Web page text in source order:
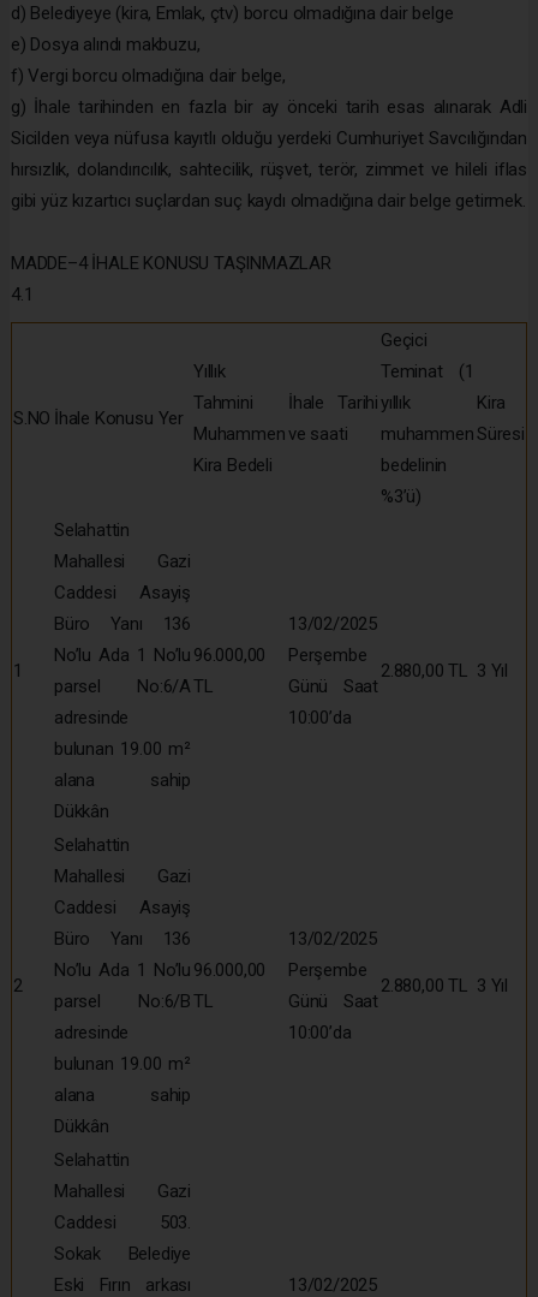
d) Belediyeye (kira, Emlak, çtv) borcu olmadığına dair belge
e) Dosya alındı makbuzu,
f) Vergi borcu olmadığına dair belge,
g) İhale tarihinden en fazla bir ay önceki tarih esas alınarak Adli
Sicilden veya nüfusa kayıtlı olduğu yerdeki Cumhuriyet Savcılığından
hırsızlık, dolandırıcılık, sahtecilik, rüşvet, terör, zimmet ve hileli iflas
gibi yüz kızartıcı suçlardan suç kaydı olmadığına dair belge getirmek.
MADDE–4 İHALE KONUSU TAŞINMAZLAR
4.1
S.NO İhale Konusu Yer
Yıllık
Tahmini
Muhammen
Kira Bedeli
İhale Tarihi
ve saati
Geçici
Teminat (1
yıllık
muhammen
bedelinin
%3’ü)
Kira
Süresi
1
Selahattin
Mahallesi Gazi
Caddesi Asayiş
Büro Yanı 136
No’lu Ada 1 No’lu
parsel No:6/A
adresinde
bulunan 19.00 m²
alana sahip
Dükkân
96.000,00
TL
13/02/2025
Perşembe
Günü Saat
10:00’da
2.880,00 TL 3 Yıl
2
Selahattin
Mahallesi Gazi
Caddesi Asayiş
Büro Yanı 136
No’lu Ada 1 No’lu
parsel No:6/B
adresinde
bulunan 19.00 m²
alana sahip
Dükkân
96.000,00
TL
13/02/2025
Perşembe
Günü Saat
10:00’da
2.880,00 TL 3 Yıl
Selahattin
Mahallesi Gazi
Caddesi 503.
Sokak Belediye
Eski Fırın arkası
13/02/2025